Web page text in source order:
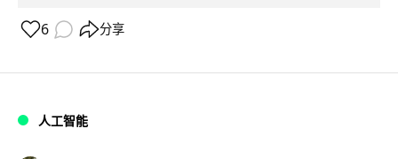
6 分享
人工智能